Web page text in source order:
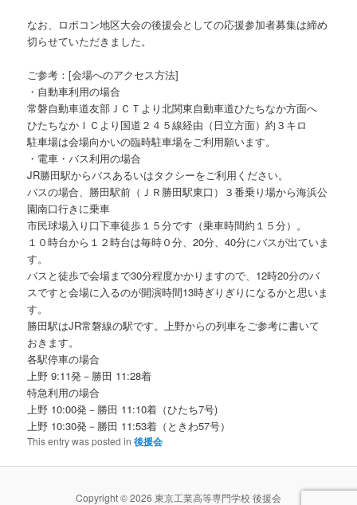
なお、ロボコン地区大会の後援会としての応援参加者募集は締め
切らせていただきました。
ご参考：[会場へのアクセス方法]
・自動車利用の場合
常磐自動車道友部ＪＣＴより北関東自動車道ひたちなか方面へ
ひたちなかＩＣより国道２４５線経由（日立方面）約３キロ
駐車場は会場向かいの臨時駐車場をご利用願います。
・電車・バス利用の場合
JR勝田駅からバスあるいはタクシーをご利用ください。
バスの場合、勝田駅前（ＪＲ勝田駅東口）３番乗り場から海浜公
園南口行きに乗車
市民球場入り口下車徒歩１５分です（乗車時間約１５分）。
１０時台から１２時台は毎時０分、20分、40分にバスが出ていま
す。
バスと徒歩で会場まで30分程度かかりますので、12時20分のバ
スですと会場に入るのが開演時間13時ぎりぎりになるかと思いま
す。
勝田駅はJR常磐線の駅です。上野からの列車をご参考に書いて
おきます。
各駅停車の場合
上野 9:11発－勝田 11:28着
特急利用の場合
上野 10:00発－勝田 11:10着（ひたち7号)
上野 10:30発－勝田 11:53着（ときわ57号）
This entry was posted in後援会
Copyright © 2026 東京工業高等専門学校 後援会